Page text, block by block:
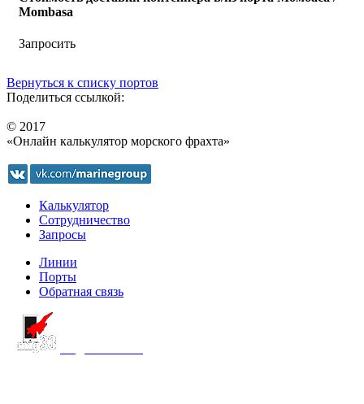
Mombasa
Запросить
Вернуться к списку портов
Поделиться ссылкой:
© 2017
«Онлайн калькулятор морского фрахта»
Калькулятор
Сотрудничество
Запросы
Линии
Порты
Обратная связь